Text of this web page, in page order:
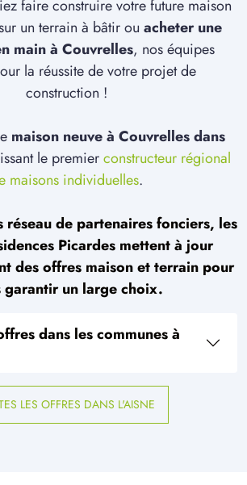
faire construire votre future maison
un terrain à bâtir ou acheter une
main à Couvrelles, nos équipes
la réussite de votre projet de
construction !
maison neuve à Couvrelles dans
le premierconstructeur régional
maisons individuelles.
réseau de partenaires fonciers, les
Picardes mettent à jour
des offres maison et terrain pour
garantir un large choix.
dans les communes à
LES OFFRES DANS L'AISNE